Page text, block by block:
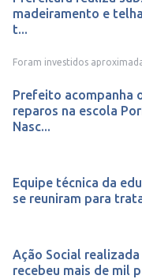
madeiramento e
t...
Foram investidos
Prefeito acompanha
reparos na escola
Nasc...
Equipe técnica da
se reuniram para
Ação Social
recebeu mais de mil